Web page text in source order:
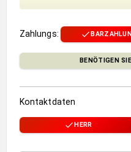
Zahlungs:
BENÖTIGEN
Kontaktdaten
HERR